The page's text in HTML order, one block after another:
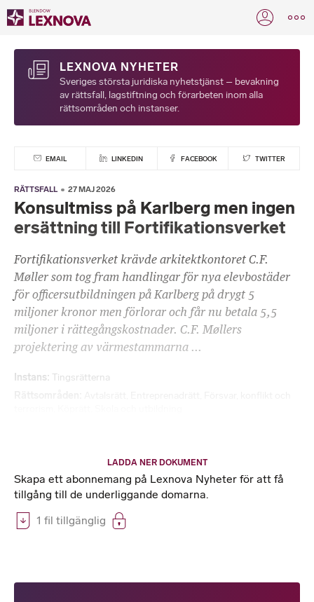
LEXNOVA NYHETER
Sveriges största juridiska nyhetstjänst – bevakning
av rättsfall, lagstiftning och förarbeten inom alla
rättsområden och instanser.
EMAIL LINKEDIN FACEBOOK TWITTER
RÄTTSFALL 27 MAJ 2026
Konsultmiss på Karlberg men ingen
ersättning till Fortifikationsverket
Fortifikationsverket krävde arkitektkontoret C.F.
Møller som tog fram handlingar för nya elevbostäder
för officersutbildningen på Karlberg på drygt 5
miljoner kronor men förlorar och får nu betala 5,5
miljoner i rättegångskostnader. C.F. Møllers
projektering av värmestammarna ...
Instans Tingsrätterna
LADDA NER DOKUMENT
Skapa ett abonnemang på Lexnova Nyheter för att få
tillgång till de underliggande domarna.
1 fil tillgänglig